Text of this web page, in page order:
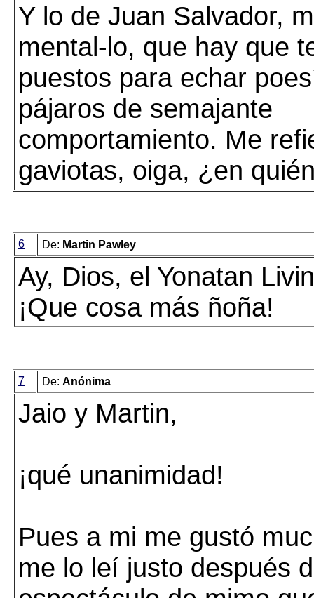
Y lo de Juan Salvador,
mental-lo, que hay que
puestos para echar
pájaros de semajante
comportamiento. Me
gaviotas, oiga, ¿en
6 De: Martin Pawley
Ay, Dios, el Yonatan
¡Que cosa más ñoña!
7 De: Anónima
Jaio y Martin,
¡qué unanimidad!
Pues a mi me gustó
me lo leí justo después